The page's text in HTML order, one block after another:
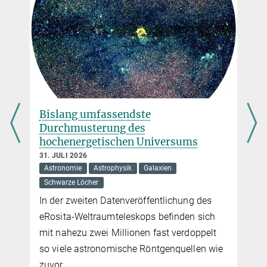
Maximilian Dax
Doktorand
Max-Planck-Institut für Intelligente Systeme, Standort Tübingen,
Tübingen
maximilian.dax@...
Dr. Jonathan Gair
Gruppenleiter
Max-Planck-Institut für Gravitationsphysik, Potsdam-Golm
+49 331 567-7306
jonathan.gair@...
Max-Planck-Institut für Gravitationsphysik
Prof. Bernhard Schölkopf
Direktor, Empirische Inferenz
Tübingen
Bislang umfassendste
Durchmusterung des
hochenergetischen Universums
31. JULI 2026
Astronomie
Astrophysik
Galaxien
Schwarze Löcher
In der zweiten Datenveröffentlichung des
eRosita-Weltraumteleskops befinden sich
mit nahezu zwei Millionen fast verdoppelt
so viele astronomische Röntgenquellen wie
zuvor